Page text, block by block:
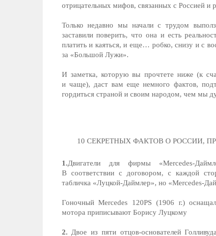
отрицательных мифов, связанных с Россией
Только недавно мы начали с трудом
заставили поверить, что она и есть
платить и каяться, и еще… робко, снизу и с
за «Большой Лужи».
И заметка, которую вы прочтете ниже (к
и чаще), даст вам еще немного фактов,
гордиться страной и своим народом, чем мы
10 СЕКРЕТНЫХ ФАКТОВ О РОССИИ,
1.Двигатели для фирмы «Mercedes-
В соответствии с договором, с каждой
табличка «Луцкой-Даймлер», но «Mercedes-
Гоночный Mercedes 120PS (1906 г.)
мотора приписывают Борису Луцкому
2. Двое из пяти отцов-основателей